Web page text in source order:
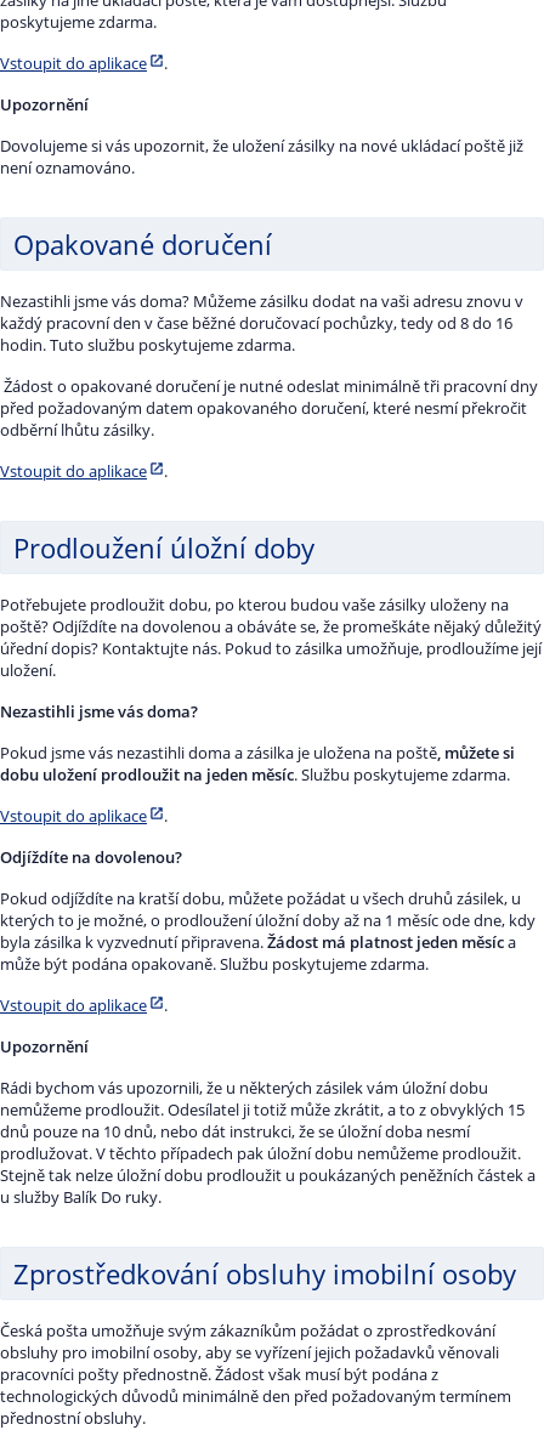
poskytujeme zdarma.
Vstoupit do aplikace
.
Upozornění
Dovolujeme si vás upozornit, že uložení zásilky na nové ukládací poště již
není oznamováno.
Opakované doručení
Nezastihli jsme vás doma? Můžeme zásilku dodat na vaši adresu znovu v
každý pracovní den v čase běžné doručovací pochůzky, tedy od 8 do 16
hodin. Tuto službu poskytujeme zdarma.
Žádost o opakované doručení je nutné odeslat minimálně tři pracovní dny
před požadovaným datem opakovaného doručení, které nesmí překročit
odběrní lhůtu zásilky.
Vstoupit do aplikace
.
Prodloužení úložní doby
Potřebujete prodloužit dobu, po kterou budou vaše zásilky uloženy na
poště? Odjíždíte na dovolenou a obáváte se, že promeškáte nějaký důležitý
úřední dopis? Kontaktujte nás. Pokud to zásilka umožňuje, prodloužíme její
uložení.
Nezastihli jsme vás doma?
Pokud jsme vás nezastihli doma a zásilka je uložena na poště, můžete si
dobu uložení prodloužit na jeden měsíc. Službu poskytujeme zdarma.
Vstoupit do aplikace
.
Odjíždíte na dovolenou?
Pokud odjíždíte na kratší dobu, můžete požádat u všech druhů zásilek, u
kterých to je možné, o prodloužení úložní doby až na 1 měsíc ode dne, kdy
byla zásilka k vyzvednutí připravena.Žádost má platnost jeden měsíca
může být podána opakovaně. Službu poskytujeme zdarma.
Vstoupit do aplikace
.
Upozornění
Rádi bychom vás upozornili, že u některých zásilek vám úložní dobu
nemůžeme prodloužit. Odesílatel ji totiž může zkrátit, a to z obvyklých 15
dnů pouze na 10 dnů, nebo dát instrukci, že se úložní doba nesmí
prodlužovat. V těchto případech pak úložní dobu nemůžeme prodloužit.
Stejně tak nelze úložní dobu prodloužit u poukázaných peněžních částek a
u služby Balík Do ruky.
Zprostředkování obsluhy imobilní osoby
Česká pošta umožňuje svým zákazníkům požádat o zprostředkování
obsluhy pro imobilní osoby, aby se vyřízení jejich požadavků věnovali
pracovníci pošty přednostně. Žádost však musí být podána z
technologických důvodů minimálně den před požadovaným termínem
přednostní obsluhy.